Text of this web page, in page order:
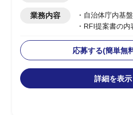
業務内容
・自治体庁内基
・RFI提案書の内
・提案書の執筆
めを実施
・メーカー・ベ
積り依頼・確認
応募する(簡単無
詳細を表示